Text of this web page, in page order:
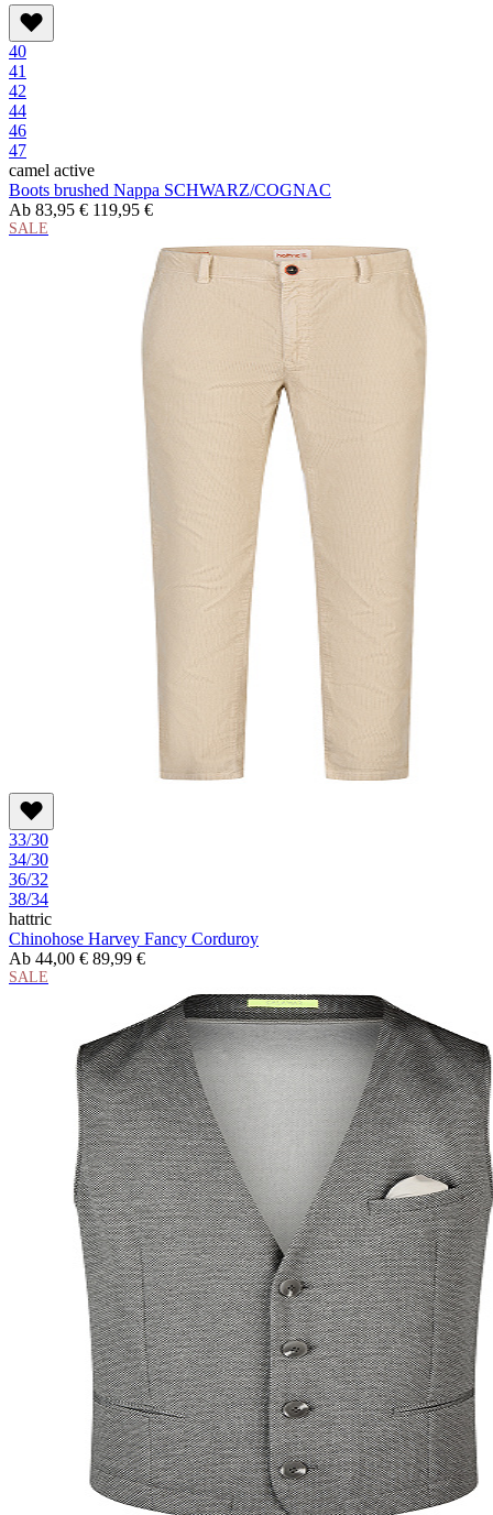
40
41
42
44
46
47
camel active
Boots brushed Nappa SCHWARZ/COGNAC
Ab 83,95 € 119,95 €
SALE
33/30
34/30
36/32
38/34
hattric
Chinohose Harvey Fancy Corduroy
Ab 44,00 € 89,99 €
SALE